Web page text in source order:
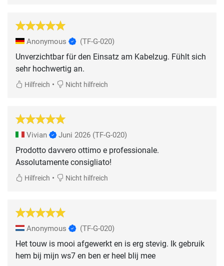
Anonymous (TF-G-020)
Unverzichtbar für den Einsatz am Kabelzug. Fühlt sich
sehr hochwertig an.
Hilfreich • Nicht hilfreich
Vivian Juni 2026 (TF-G-020)
Prodotto davvero ottimo e professionale.
Assolutamente consigliato!
Hilfreich • Nicht hilfreich
Anonymous (TF-G-020)
Het touw is mooi afgewerkt en is erg stevig. Ik gebruik
hem bij mijn ws7 en ben er heel blij mee